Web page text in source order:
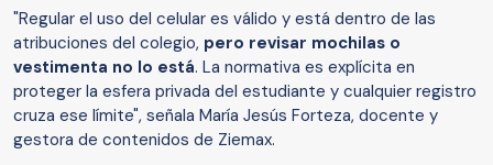
"Regular el uso del celular es válido y está dentro de las
atribuciones del colegio, pero revisar mochilas o
vestimenta no lo está. La normativa es explícita en
proteger la esfera privada del estudiante y cualquier registro
cruza ese límite", señala María Jesús Forteza, docente y
gestora de contenidos de Ziemax.